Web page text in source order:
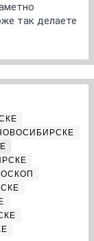
так делаете